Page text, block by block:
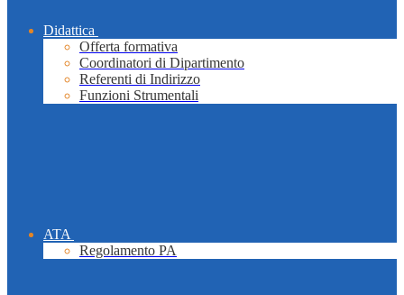
Didattica
Offerta formativa
Coordinatori di Dipartimento
Referenti di Indirizzo
Funzioni Strumentali
ATA
Regolamento PA